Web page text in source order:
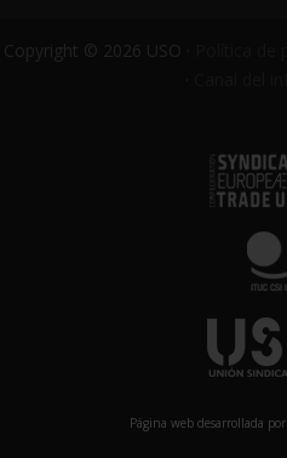
Copyright © 2026 USO ·
Página web desarrollada por